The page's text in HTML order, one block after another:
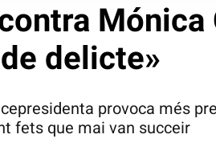
Mónica
delicte»
provoca més
fets que mai van succeir